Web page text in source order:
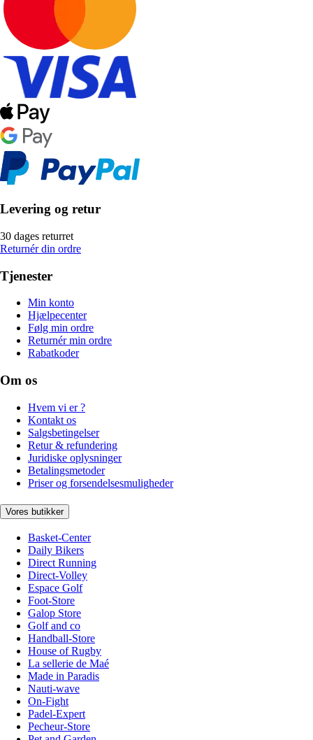
Levering og retur
30 dages returret
Returnér din ordre
Tjenester
Min konto
Hjælpecenter
Følg min ordre
Returnér min ordre
Rabatkoder
Om os
Hvem vi er ?
Kontakt os
Salgsbetingelser
Retur & refundering
Juridiske oplysninger
Betalingsmetoder
Priser og forsendelsesmuligheder
Vores butikker
Basket-Center
Daily Bikers
Direct Running
Direct-Volley
Espace Golf
Foot-Store
Galop Store
Golf and co
Handball-Store
House of Rugby
La sellerie de Maé
Made in Paradis
Nauti-wave
On-Fight
Padel-Expert
Pecheur-Store